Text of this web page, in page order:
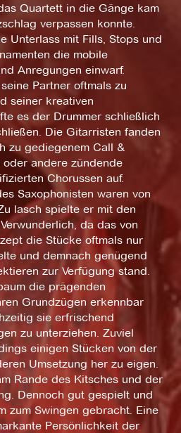
Quartett in die Gänge kam
verpassen konnte.
Unterlass mit Fills, Stops und
die mobile
Anregungen einwarf.
Partner oftmals zu
seiner kreativen
es der Drummer schließlich
Die Gitarristen fanden
zu gediegenem Call &
andere zündende
Chorussen auf.
Saxophonisten waren von
lasch spielte er mit den
da das von
die Stücke oftmals nur
und demnach genügend
zur Verfügung stand.
die prägenden
Grundzügen erkennbar
sie erfrischend
zu unterziehen. Zuviel
einigen Stücken von der
Umsetzung her zu eigen.
Rande des Kitsches und der
Dennoch gut gespielt und
zum Swingen gebracht. Eine
Persönlichkeit der